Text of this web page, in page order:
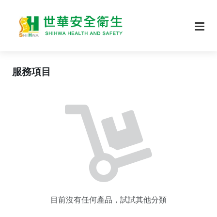
目前沒有任何產品，試試其他分類
服務項目